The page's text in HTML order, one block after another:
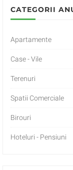
CATEGORII
Apartamente
Case - Vile
Terenuri
Spatii Comerciale
Birouri
Hoteluri - Pensiuni